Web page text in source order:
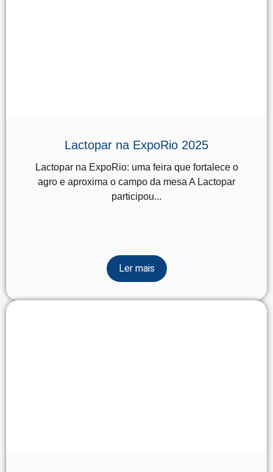
Lactopar na ExpoRio 2025
Lactopar na ExpoRio: uma feira que fortalece o
agro e aproxima o campo da mesa A Lactopar
participou...
Ler mais